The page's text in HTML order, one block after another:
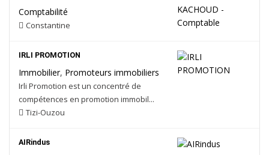
Comptabilité
Constantine
IRLI PROMOTION
Immobilier, Promoteurs immobiliers
Irli Promotion est un concentré de
compétences en promotion immobil...
Tizi-Ouzou
AIRindus